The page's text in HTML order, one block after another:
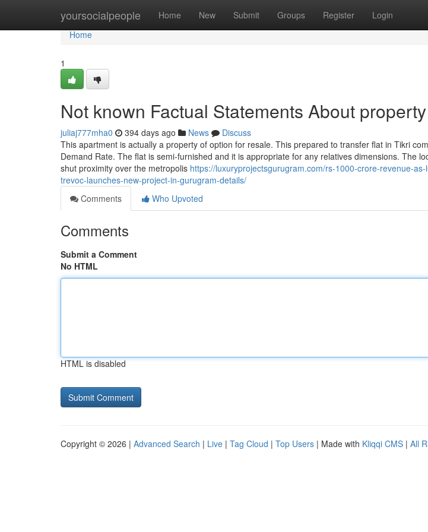
yoursocialpeople Home New Submit Groups Register Login
Home
Home
1
Not known Factual Statements About
juliaj777mha0 394 days ago News
Discuss
This apartment is actually a property of option for resale. This prepared to transfer flat in Tikri
Demand Rate. The flat is semi-furnished and it is appropriate for any relatives dimensions. The
shut proximity over the metropolis https://luxuryprojectsgurugram.com/rs-1000-crore-revenue-
trevoc-launches-new-project-in-gurugram-details/
Comments
Who Upvoted
Comments
Submit a Comment
No HTML
HTML is disabled
Copyright © 2026 | Advanced Search | Live | Tag Cloud | Top Users | Made with Kliqqi CMS | All